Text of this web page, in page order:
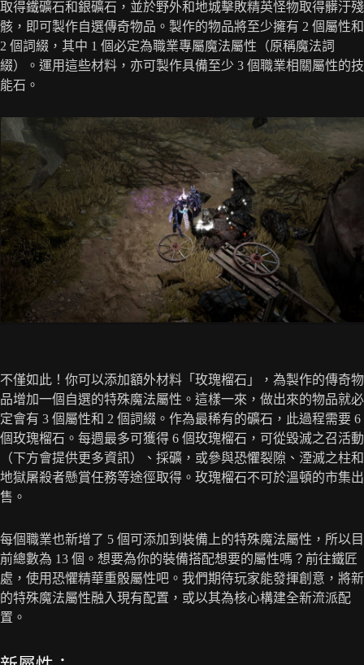
取得鐵礦石和銀礦石，並於野外和地城擊敗精英怪物取得髒汙殘
骸，即可製作自選傳奇物品。製作的物品將至少擁有 2 個屬性和
2 個詞綴，其中 1 個必定為職業專屬魔法屬性（原稱魔法詞
綴）。運用這些材料，亦可製作具備至少 3 個職業相關屬性的技
能石。
不僅如此！你可以添加額外材料「玫瑰榴石」，為製作的傳奇物
品增加一個自選的特殊魔法屬性。這樣一來，做出來的物品就必
定會有 3 個屬性和 2 個詞綴。作為最稀有的礦石，此過程需要 6
個玫瑰榴石。每週最多可獲得 6 個玫瑰榴石，可從毀滅之召活動
（下方會提供更多資訊）、採礦，或參與恐懼裂隙、湮滅之柱和
地獄屠殺者懸賞任務等途徑取得。玫瑰榴石不可於溫頓的市集出
售。
每個職業也新增了 5 個可添加到裝備上的特殊魔法屬性，所以目
前總數為 13 個。想要為你的裝備搭配想要的屬性嗎？前往鐵匠
處，使用恐懼精華重骰屬性吧。我們期待玩家能發揮創意，將新
的特殊魔法屬性融入現有配置，或以其為核心構建全新流派配
置。